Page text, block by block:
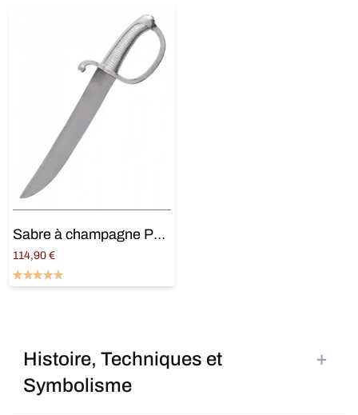
Sabre à champagne Personnalisé
114,90 €
Ajouter au panier
+
Histoire, Techniques et
Symbolisme